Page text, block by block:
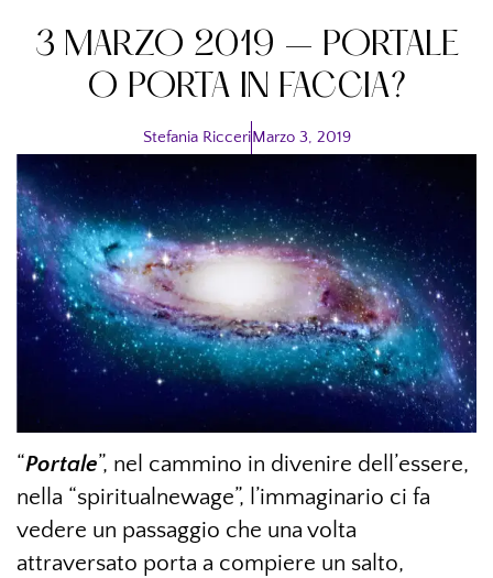
3 MARZO 2019 – PORTALE
O PORTA IN FACCIA?
Stefania RicceriMarzo 3, 2019
“Portale”, nel cammino in divenire dell’essere,
nella “spiritualnewage”, l’immaginario ci fa
vedere un passaggio che una volta
attraversato porta a compiere un salto,